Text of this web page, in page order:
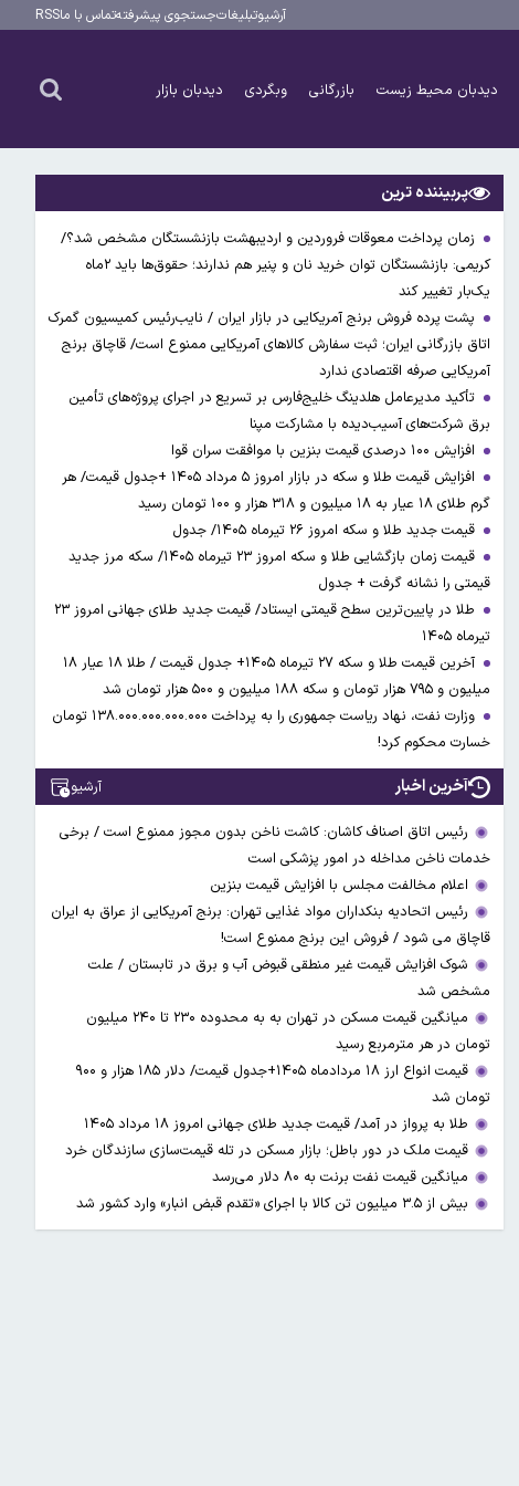
آرشیوتبلیغاتجستجوی پیشرفتهتماس با ماRSS
دیدبان محیط زیست بازرگانی وبگردی دیدبان بازار
پربیننده ترین
زمان پرداخت معوقات فروردین و اردیبهشت بازنشستگان مشخص شد؟/
کریمی: بازنشستگان توان خرید نان و پنیر هم ندارند؛ حقوق‌ها باید ۲ماه
یک‌بار تغییر کند
پشت پرده فروش برنج آمریکایی در بازار ایران / نایب‌رئیس کمیسیون گمرک
اتاق بازرگانی ایران؛ ثبت سفارش کالاهای آمریکایی ممنوع است/ قاچاق برنج
آمریکایی صرفه اقتصادی ندارد
تأکید مدیرعامل هلدینگ خلیج‌فارس بر تسریع در اجرای پروژه‌های تأمین
برق شرکت‌های آسیب‌دیده با مشارکت مپنا
افزایش ۱۰۰ درصدی قیمت بنزین با موافقت سران قوا
افزایش قیمت طلا و سکه در بازار امروز ۵ مرداد ۱۴۰۵ +جدول قیمت/ هر
گرم طلای ۱۸ عیار به ۱۸ میلیون و ۳۱۸ هزار و ۱۰۰ تومان رسید
قیمت جدید طلا و سکه امروز ۲۶ تیرماه ۱۴۰۵/ جدول
قیمت زمان بازگشایی طلا و سکه امروز ۲۳ تیرماه ۱۴۰۵/ سکه مرز جدید
قیمتی را نشانه گرفت + جدول
طلا در پایین‌ترین سطح قیمتی ایستاد/ قیمت جدید طلای جهانی امروز ۲۳
تیرماه ۱۴۰۵
آخرین قیمت طلا و سکه ۲۷ تیرماه ۱۴۰۵+ جدول قیمت / طلا ۱۸ عیار ۱۸
میلیون و ۷۹۵ هزار تومان و سکه ۱۸۸ میلیون و ۵۰۰ هزار تومان شد
وزارت نفت، نهاد ریاست جمهوری را به پرداخت ۱۳۸.۰۰۰.۰۰۰.۰۰۰.۰۰۰ تومان
خسارت محکوم کرد!
آخرین اخبار آرشیو
رئیس اتاق اصناف کاشان: کاشت ناخن بدون مجوز ممنوع است / برخی
خدمات ناخن مداخله در امور پزشکی است
اعلام مخالفت مجلس با افزایش قیمت بنزین
رئیس اتحادیه بنکداران مواد غذایی تهران: برنج آمریکایی از عراق به ایران
قاچاق می شود / فروش این برنج ممنوع است!
شوک افزایش قیمت غیر منطقی قبوض آب و برق در تابستان / علت
مشخص شد
میانگین قیمت مسکن در تهران به به محدوده ۲۳۰ تا ۲۴۰ میلیون
تومان در هر مترمربع رسید
قیمت انواع ارز ۱۸ مردادماه ۱۴۰۵+جدول قیمت/ دلار ۱۸۵ هزار و ۹۰۰
تومان شد
طلا به پرواز در آمد/ قیمت جدید طلای جهانی امروز ۱۸ مرداد ۱۴۰۵
قیمت ملک در دور باطل؛ بازار مسکن در تله قیمت‌سازی سازندگان خرد
میانگین قیمت نفت برنت به ۸۰ دلار می‌رسد
بیش از ۳.۵ میلیون تن کالا با اجرای «تقدم قبض انبار» وارد کشور شد